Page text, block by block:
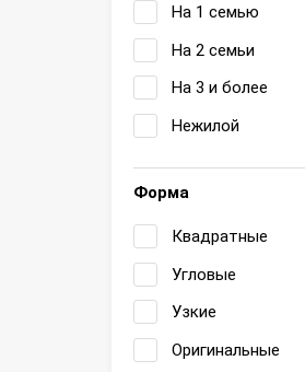
На 1 семью
На 2 семьи
На 3 и более
Нежилой
Форма
Квадратные
Угловые
Узкие
Оригинальные